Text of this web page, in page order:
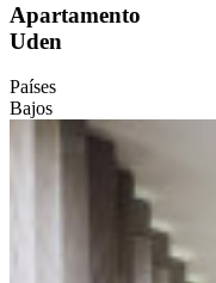
Apartamento
Uden
Países
Bajos